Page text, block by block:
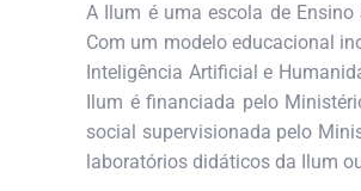
A Ilum é uma escola de
Com um modelo educacional
Inteligência Artificial e
Ilum é financiada pelo
social supervisionada pelo
laboratórios didáticos da Ilum